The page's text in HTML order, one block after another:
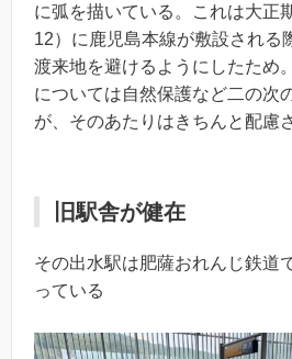
に弧を描いている。これは大正
12）に鹿児島本線が敷設される
渡来地を避けるようにしたため
については自然保護など二の次
が、そのあたりはきちんと配慮
旧駅舎が健在
その出水駅は肥薩おれんじ鉄道
っている